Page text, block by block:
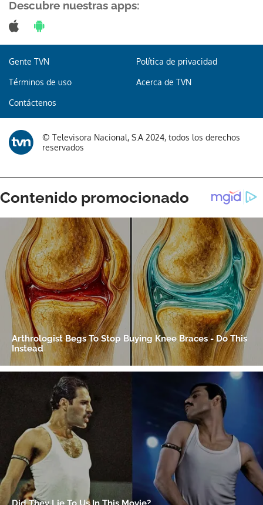
Descubre nuestras apps:
Gente TVN Política de privacidad
Términos de uso Acerca de TVN
Contáctenos
© Televisora Nacional, S.A 2024, todos los derechos
reservados